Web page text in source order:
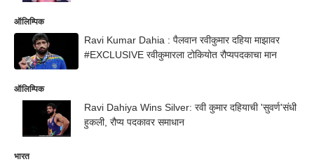
ऑलिम्पिक
Ravi Kumar Dahia : पैलवान रवीकुमार दहिया माझावर
#EXCLUSIVE रवीकुमारला टोकियोत रौप्यपदकाचा मान
ऑलिम्पिक
Ravi Dahiya Wins Silver: रवी कुमार दहियाची 'सुवर्ण'संधी
हुकली, रौप्य पदकावर समाधान
भारत